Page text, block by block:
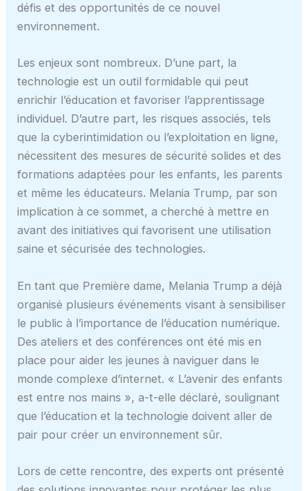
défis et des opportunités de ce nouvel
environnement.
Les enjeux sont nombreux. D’une part, la
technologie est un outil formidable qui peut
enrichir l’éducation et favoriser l’apprentissage
individuel. D’autre part, les risques associés, tels
que la cyberintimidation ou l’exploitation en ligne,
nécessitent des mesures de sécurité solides et des
formations adaptées pour les enfants, les parents
et même les éducateurs. Melania Trump, par son
implication à ce sommet, a cherché à mettre en
avant des initiatives qui favorisent une utilisation
saine et sécurisée des technologies.
En tant que Première dame, Melania Trump a déjà
organisé plusieurs événements visant à sensibiliser
le public à l’importance de l’éducation numérique.
Des ateliers et des conférences ont été mis en
place pour aider les jeunes à naviguer dans le
monde complexe d’internet. « L’avenir des enfants
est entre nos mains », a-t-elle déclaré, soulignant
que l’éducation et la technologie doivent aller de
pair pour créer un environnement sûr.
Lors de cette rencontre, des experts ont présenté